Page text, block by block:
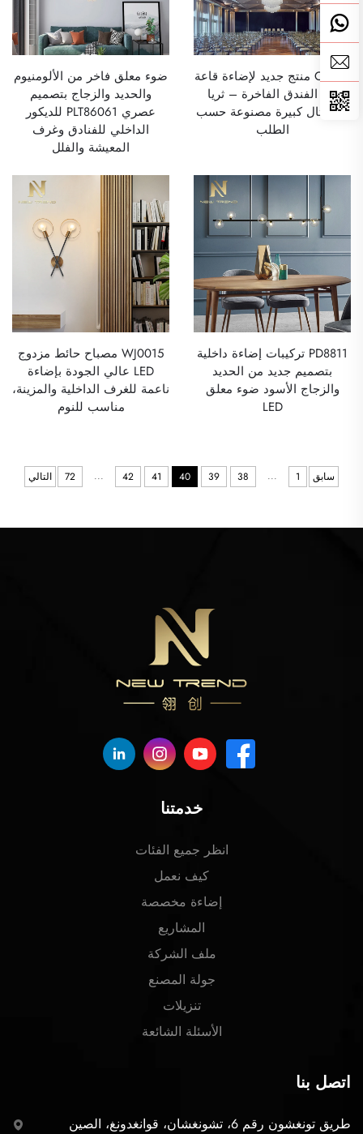
CPL-93 منتج جديد لإضاءة قاعة
بهو الفندق الفاخرة – ثريا
كريستال كبيرة مصنوعة حسب
الطلب
ضوء معلق فاخر من الألومنيوم
والحديد والزجاج بتصميم
عصري PLT86061 للديكور
الداخلي للفنادق وغرف
المعيشة والفلل
PD8811 تركيبات إضاءة داخلية
بتصميم جديد من الحديد
والزجاج الأسود ضوء معلق
LED
WJ0015 مصباح حائط مزدوج
LED عالي الجودة بإضاءة
ناعمة للغرف الداخلية والمزينة،
مناسب للنوم
سابق 1
...
38
39
40
41
42
...
72 التالي
خدمتنا
انظر جميع الفئات
كيف نعمل
إضاءة مخصصة
المشاريع
ملف الشركة
جولة المصنع
تنزيلات
الأسئلة الشائعة
اتصل بنا
طريق تونغشون رقم 6، تشونغشان، قوانغدونغ، الصين